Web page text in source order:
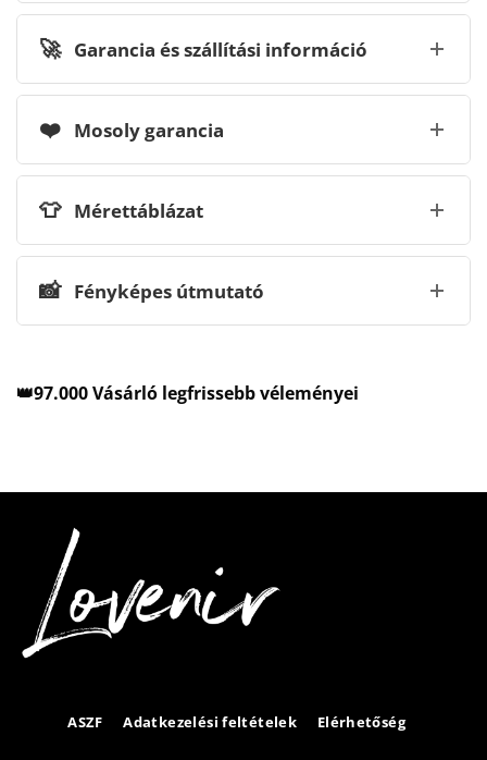
🚀 Garancia és szállítási információ
❤️ Mosoly garancia
👕 Mérettáblázat
📸 Fényképes útmutató
👑97.000 Vásárló legfrissebb véleményei
ASZF Adatkezelési feltételek Elérhetőség